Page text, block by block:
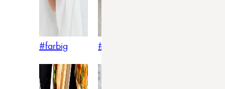
#farbig #weiss